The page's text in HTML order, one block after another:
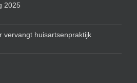
2025
vervangt huisartsenpraktijk